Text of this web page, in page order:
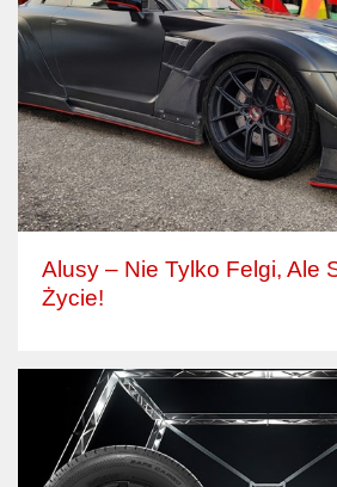
Alusy – Nie Tylko Felgi, Ale
Życie!